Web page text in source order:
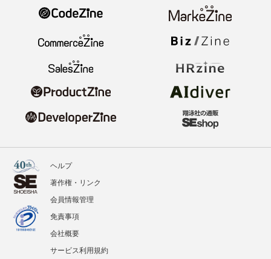
ヘルプ
著作権・リンク
会員情報管理
免責事項
会社概要
サービス利用規約